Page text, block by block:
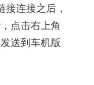
连接之后，
点击右上角
送到车机版